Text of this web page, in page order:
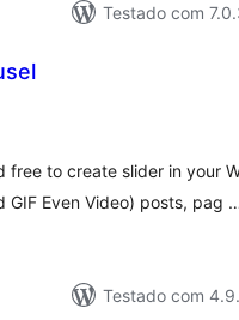
Testado com
free to create slider in your
GIF Even Video) posts, pag
Testado com